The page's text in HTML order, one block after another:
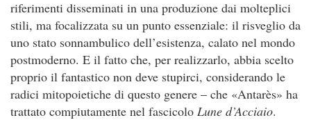
riferimenti disseminati in una produzione dai molteplici
stili, ma focalizzata su un punto essenziale: il risveglio da
uno stato sonnambulico dell’esistenza, calato nel mondo
postmoderno. E il fatto che, per realizzarlo, abbia scelto
proprio il fantastico non deve stupirci, considerando le
radici mitopoietiche di questo genere – che «Antarès» ha
trattato compiutamente nel fascicolo Lune d’Acciaio.